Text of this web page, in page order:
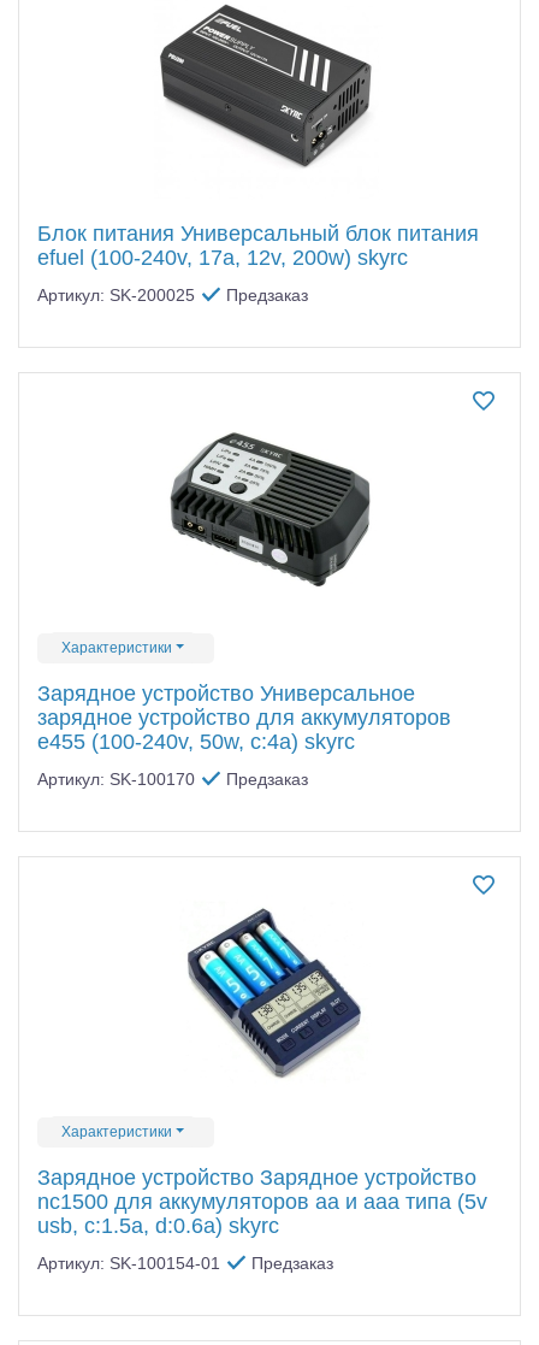
Блок питания Универсальный блок питания
efuel (100-240v, 17а, 12v, 200w) skyrc
Артикул: SK-200025 Предзаказ
Характеристики
Зарядное устройство Универсальное
зарядное устройство для аккумуляторов
e455 (100-240v, 50w, c:4a) skyrc
Артикул: SK-100170 Предзаказ
Характеристики
Зарядное устройство Зарядное устройство
nc1500 для аккумуляторов аа и ааа типа (5v
usb, c:1.5a, d:0.6а) skyrc
Артикул: SK-100154-01 Предзаказ